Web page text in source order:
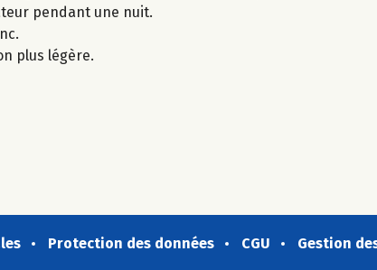
pendant une nuit.
plus légère.
Protection des données CGU Gestion